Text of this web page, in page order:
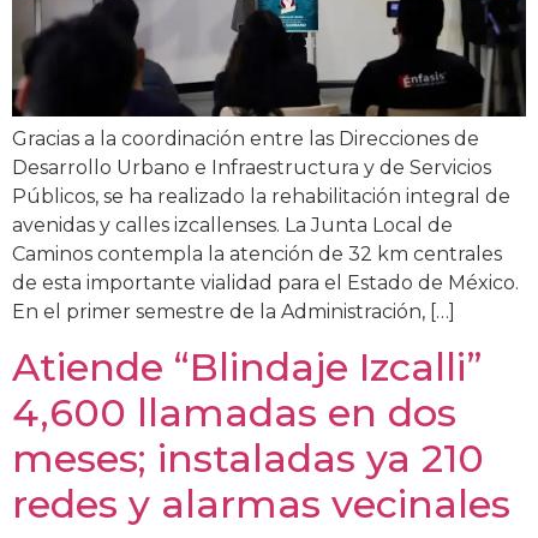
Gracias a la coordinación entre las Direcciones de
Desarrollo Urbano e Infraestructura y de Servicios
Públicos, se ha realizado la rehabilitación integral de
avenidas y calles izcallenses. La Junta Local de
Caminos contempla la atención de 32 km centrales
de esta importante vialidad para el Estado de México.
En el primer semestre de la Administración, […]
Atiende “Blindaje Izcalli”
4,600 llamadas en dos
meses; instaladas ya 210
redes y alarmas vecinales